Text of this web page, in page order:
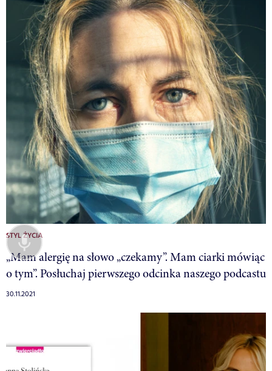
STYL ŻYCIA
„Mam alergię na słowo „czekamy”. Mam ciarki mówiąc
o tym”. Posłuchaj pierwszego odcinka naszego podcastu
30.11.2021